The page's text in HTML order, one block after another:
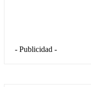
- Publicidad -